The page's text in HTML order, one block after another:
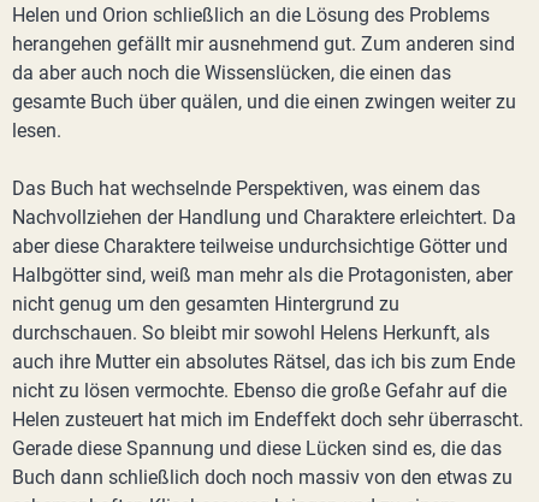
Helen und Orion schließlich an die Lösung des Problems
herangehen gefällt mir ausnehmend gut. Zum anderen sind
da aber auch noch die Wissenslücken, die einen das
gesamte Buch über quälen, und die einen zwingen weiter zu
lesen.
Das Buch hat wechselnde Perspektiven, was einem das
Nachvollziehen der Handlung und Charaktere erleichtert. Da
aber diese Charaktere teilweise undurchsichtige Götter und
Halbgötter sind, weiß man mehr als die Protagonisten, aber
nicht genug um den gesamten Hintergrund zu
durchschauen. So bleibt mir sowohl Helens Herkunft, als
auch ihre Mutter ein absolutes Rätsel, das ich bis zum Ende
nicht zu lösen vermochte. Ebenso die große Gefahr auf die
Helen zusteuert hat mich im Endeffekt doch sehr überrascht.
Gerade diese Spannung und diese Lücken sind es, die das
Buch dann schließlich doch noch massiv von den etwas zu